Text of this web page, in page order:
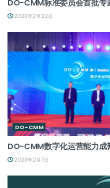
DO-CMM标准委员会首批专
2023年2月22日
DO-CMM
DO-CMM数字化运营能力
2023年2月7日